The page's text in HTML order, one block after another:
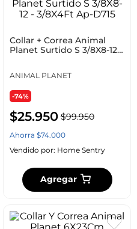
Collar + Correa Animal
Planet Surtido S 3/8X8-12 -
ANIMAL PLANET
-74%
$25.950 $99.950
Ahorra $74.000
Vendido por: Home Sentry
Agregar